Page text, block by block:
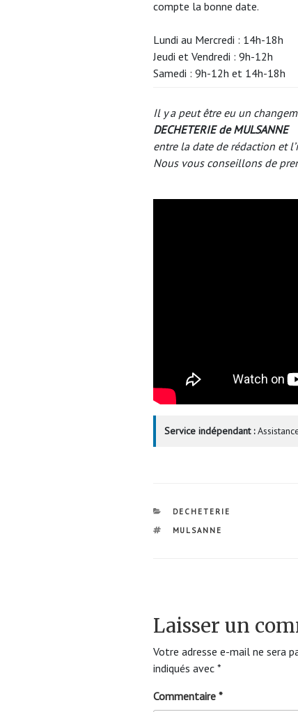
compte la bonne date.
Lundi au Mercredi : 14h-18h
Jeudi et Vendredi : 9h-12h
Samedi : 9h-12h et 14h-18h
Il y a peut être eu un
DECHETERIE de MULSANNE
entre la date de rédaction et
Nous vous conseillons de
Service indépendant :
CATÉGORIES
DECHETERIE
ÉTIQUETTES
MULSANNE
Laisser un
Votre adresse e-mail ne sera
indiqués avec *
Commentaire *